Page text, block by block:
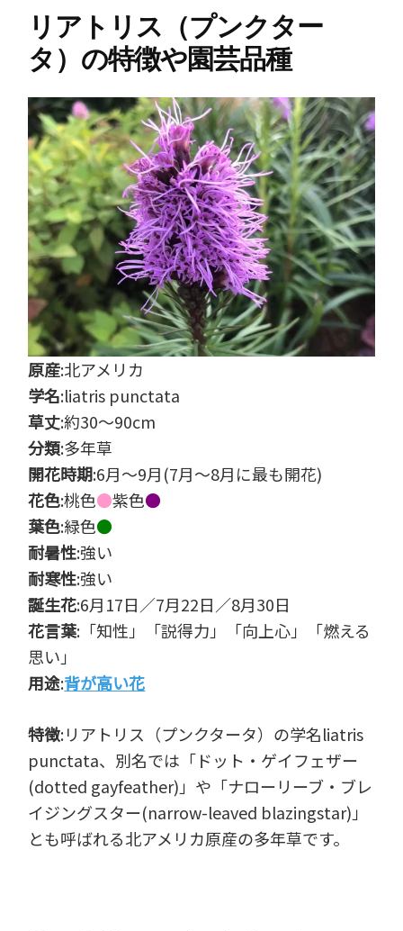
リアトリス（プンクター
タ）の特徴や園芸品種
原産:北アメリカ
学名:liatris punctata
草丈:約30～90cm
分類:多年草
開花時期:6月～9月(7月～8月に最も開花)
花色:桃色●紫色●
葉色:緑色●
耐暑性:強い
耐寒性:強い
誕生花:6月17日／7月22日／8月30日
花言葉:「知性」「説得力」「向上心」「燃える
思い」
用途:背が高い花
特徴:リアトリス（プンクタータ）の学名liatris
punctata、別名では「ドット・ゲイフェザー
(dotted gayfeather)」や「ナローリーブ・ブレ
イジングスター(narrow-leaved blazingstar)」
とも呼ばれる北アメリカ原産の多年草です。